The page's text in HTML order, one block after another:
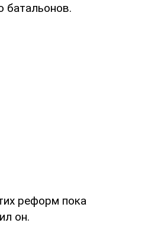
батальонов.
реформ пока
он.